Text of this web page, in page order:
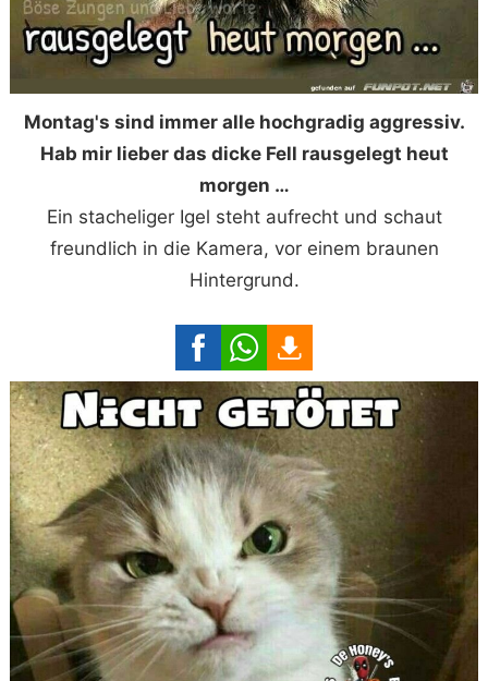
Montag's sind immer alle hochgradig aggressiv.
Hab mir lieber das dicke Fell rausgelegt heut
morgen …
Ein stacheliger Igel steht aufrecht und schaut
freundlich in die Kamera, vor einem braunen
Hintergrund.